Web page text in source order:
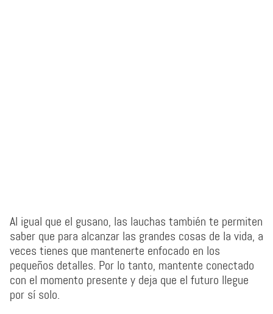
Al igual que el gusano, las lauchas también te permiten
saber que para alcanzar las grandes cosas de la vida, a
veces tienes que mantenerte enfocado en los
pequeños detalles. Por lo tanto, mantente conectado
con el momento presente y deja que el futuro llegue
por sí solo.